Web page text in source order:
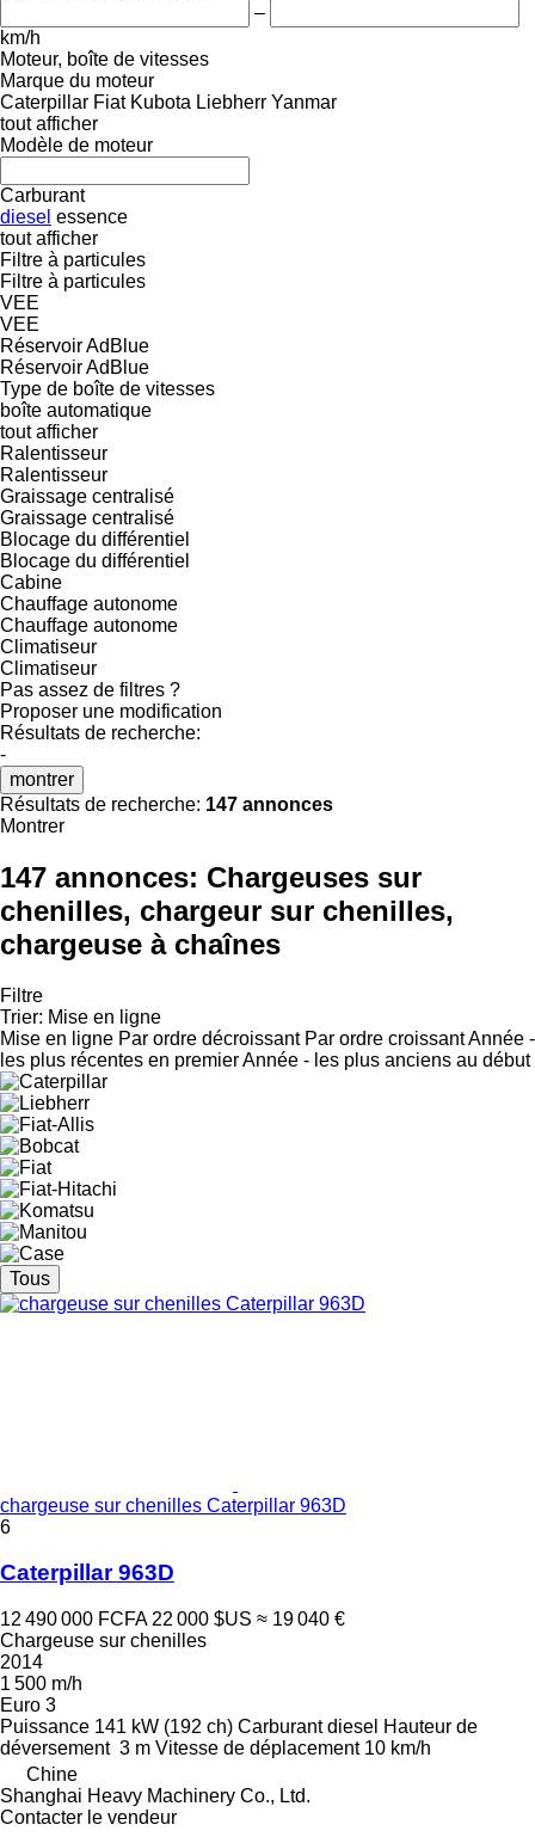
–
km/h
Moteur, boîte de vitesses
Marque du moteur
Caterpillar Fiat Kubota Liebherr Yanmar
tout afficher
Modèle de moteur
Carburant
diesel essence
tout afficher
Filtre à particules
Filtre à particules
VEE
VEE
Réservoir AdBlue
Réservoir AdBlue
Type de boîte de vitesses
boîte automatique
tout afficher
Ralentisseur
Ralentisseur
Graissage centralisé
Graissage centralisé
Blocage du différentiel
Blocage du différentiel
Cabine
Chauffage autonome
Chauffage autonome
Climatiseur
Climatiseur
Pas assez de filtres ?
Proposer une modification
Résultats de recherche:
-
montrer
Résultats de recherche: 147 annonces
Montrer
147 annonces: Chargeuses sur
chenilles, chargeur sur chenilles,
chargeuse à chaînes
Filtre
Trier: Mise en ligne
Mise en ligne Par ordre décroissant Par ordre croissantAnnée -
les plus récentes en premierAnnée - les plus anciens au début
Tous
chargeuse sur chenilles Caterpillar 963D
6
Caterpillar 963D
12 490 000 FCFA 22 000 $US ≈ 19 040 €
Chargeuse sur chenilles
2014
1 500 m/h
Euro 3
Puissance 141 kW (192 ch) Carburant diesel Hauteur de
déversement 3 m Vitesse de déplacement 10 km/h
Chine
Shanghai Heavy Machinery Co., Ltd.
Contacter le vendeur